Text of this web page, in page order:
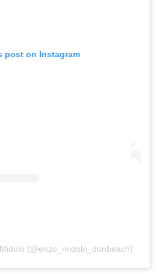
post on Instagram
(@enzo_midolo_donbeach)